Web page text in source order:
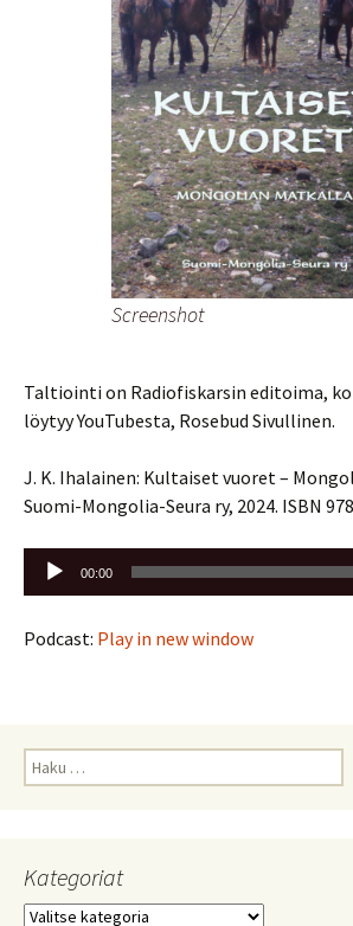
Screenshot
Taltiointi on Radiofiskarsin editoima,
löytyy YouTubesta, Rosebud Sivullinen.
J. K. Ihalainen: Kultaiset vuoret –
Suomi-Mongolia-Seura ry, 2024. ISBN
Äänitoistin
00:00
Podcast: Play in new window
Haku:
Kategoriat
Kategoriat